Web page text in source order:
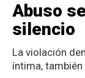
Abuso
silencio
La violación
íntima,